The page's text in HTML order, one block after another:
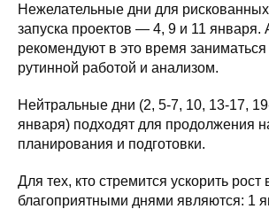
Нежелательные дни для рискованных
запуска проектов — 4, 9 и 11 января.
рекомендуют в это время
рутинной работой и анализом.
Нейтральные дни (2, 5-7, 10, 13-17,
января) подходят для продолжения
планирования и подготовки.
Для тех, кто стремится ускорить рост
благоприятными днями являются: 1